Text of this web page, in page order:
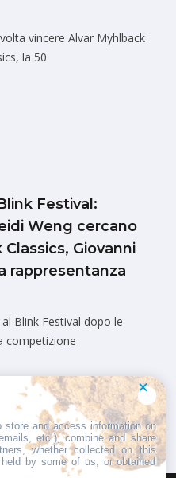
vincere Alvar Myhlback
la 50
Festival:
Weng cercano
Giovanni
rappresentanza
Blink Festival dopo le
competizione
store and access information on
etc.), combine and share
whether collected on this
by some of us, or obtained